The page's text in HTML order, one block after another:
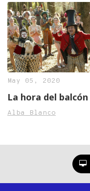
May 05, 2020
La hora del balcón
Alba Blanco